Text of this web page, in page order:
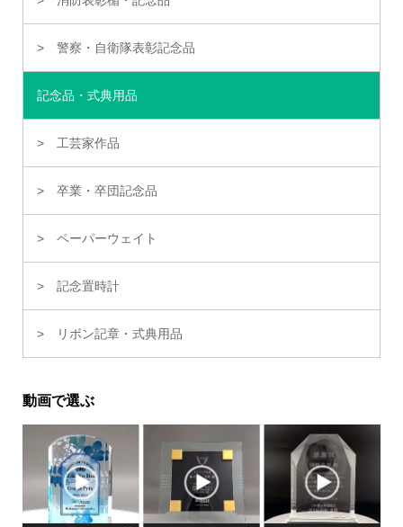
警察・自衛隊表彰記念品
記念品・式典用品
工芸家作品
卒業・卒団記念品
ペーパーウェイト
記念置時計
リボン記章・式典用品
動画で選ぶ